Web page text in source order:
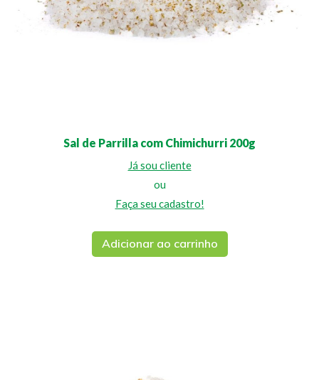
Sal de Parrilla com Chimichurri 200g
Já sou cliente
ou
Faça seu cadastro!
Adicionar ao carrinho